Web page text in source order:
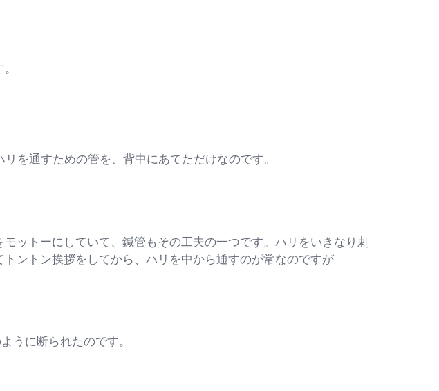
リを通すための管を、背中にあてただけなのです。
ットーにしていて、鍼管もその工夫の一つです。ハリをいきなり刺
ントン挨拶をしてから、ハリを中から通すのが常なのですが
うに断られたのです。